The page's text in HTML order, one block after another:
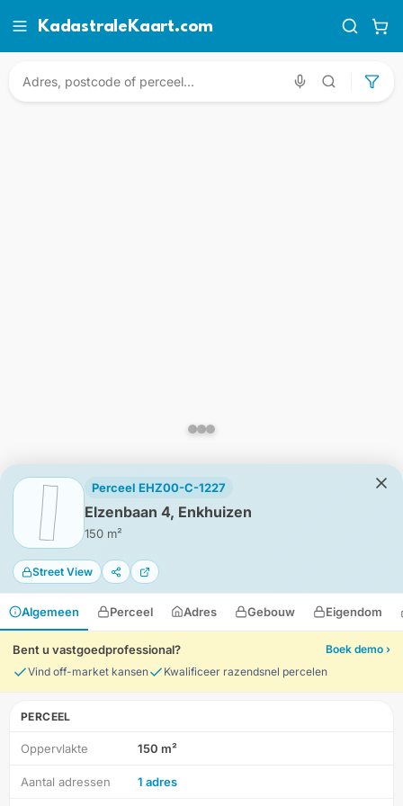
KadastraleKaart.com
Perceel EHZ00-C-1227
Elzenbaan 4, Enkhuizen
150 m²
Street View
Algemeen Perceel Adres Gebouw Eigendom
Bent u vastgoedprofessional?
Boek demo ›
Vind off-market kansen
Kwalificeer razendsnel percelen
PERCEEL
Oppervlakte 150 m²
Aantal adressen 1 adres